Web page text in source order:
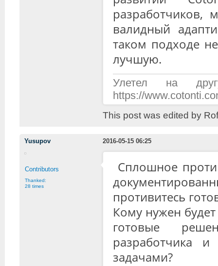
разработчиков,
валидный
таком подходе
лучшую.
Улетел на
https://
This post was edited by
Yusupov 2016-05-15 06:25
Contributors
Thanked:
28 times
Сплошное
противитесь
Кому нужен
готовые
разработчика
задачами?